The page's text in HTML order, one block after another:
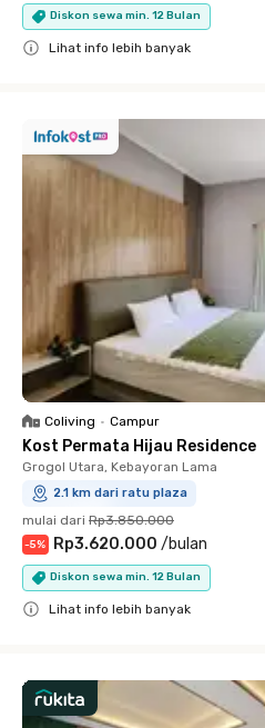
Diskon sewa min. 12 Bulan
Lihat info lebih banyak
Coliving • Campur
Kost Permata Hijau Residence
Grogol Utara, Kebayoran Lama
2.1 km dari ratu plaza
mulai dari Rp3.850.000
-5% Rp3.620.000 /bulan
Diskon sewa min. 12 Bulan
Lihat info lebih banyak